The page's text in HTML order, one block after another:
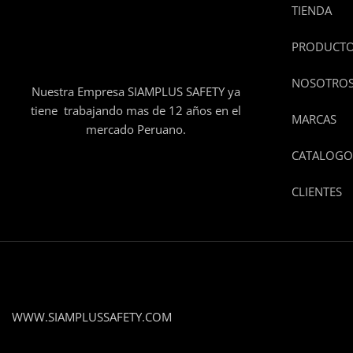
Nuestra Empresa SIAMPLUS SAFETY ya
tiene trabajando mas de 12 años en el
mercado Peruano.
TIENDA
MARCAS
CATALOGO
CLIENTES
WWW.SIAMPLUSSAFETY.COM